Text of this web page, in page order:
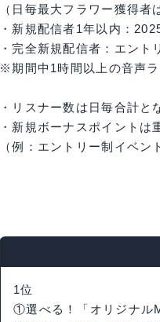
（日毎最大フラワー獲得者
・新規配信者1年以内：
・完全新規配信者：エン
※期間中1時間以上の音声
・リスナー数は日毎合計と
・新規ボーナスポイントは
（例：エントリー制イベ
1位
①選べる！「オリジナル